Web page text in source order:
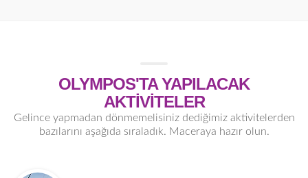
OLYMPOS'TA YAPILACAK
AKTİVİTELER
Gelince yapmadan dönmemelisiniz dediğimiz aktivitelerden
bazılarını aşağıda sıraladık. Maceraya hazır olun.